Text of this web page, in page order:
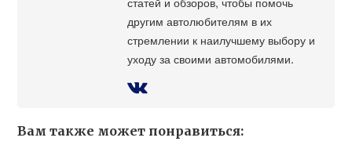
другим автолюбителям в их
стремлении к наилучшему выбору и
уходу за своими автомобилями.
Вам также может понравиться: